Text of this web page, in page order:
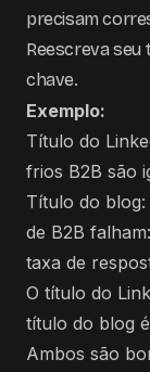
precisam
Reescreva seu
chave.
Exemplo:
Título do
frios B2B são
Título do
de B2B
taxa de
O título do
título do blog
Ambos são